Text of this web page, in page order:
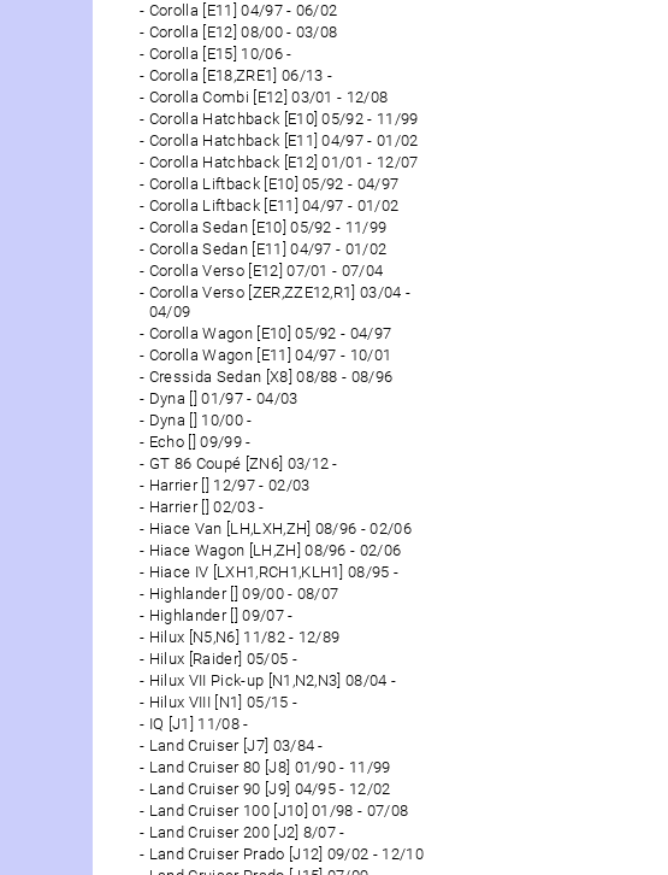
Corolla [E11] 04/97 - 06/02
Corolla [E12] 08/00 - 03/08
Corolla [E15] 10/06 -
Corolla [E18,ZRE1] 06/13 -
Corolla Combi [E12] 03/01 - 12/08
Corolla Hatchback [E10] 05/92 - 11/99
Corolla Hatchback [E11] 04/97 - 01/02
Corolla Hatchback [E12] 01/01 - 12/07
Corolla Liftback [E10] 05/92 - 04/97
Corolla Liftback [E11] 04/97 - 01/02
Corolla Sedan [E10] 05/92 - 11/99
Corolla Sedan [E11] 04/97 - 01/02
Corolla Verso [E12] 07/01 - 07/04
Corolla Verso [ZER,ZZE12,R1] 03/04 -
04/09
Corolla Wagon [E10] 05/92 - 04/97
Corolla Wagon [E11] 04/97 - 10/01
Cressida Sedan [X8] 08/88 - 08/96
Dyna [] 01/97 - 04/03
Dyna [] 10/00 -
Echo [] 09/99 -
GT 86 Coupé [ZN6] 03/12 -
Harrier [] 12/97 - 02/03
Harrier [] 02/03 -
Hiace Van [LH,LXH,ZH] 08/96 - 02/06
Hiace Wagon [LH,ZH] 08/96 - 02/06
Hiace IV [LXH1,RCH1,KLH1] 08/95 -
Highlander [] 09/00 - 08/07
Highlander [] 09/07 -
Hilux [N5,N6] 11/82 - 12/89
Hilux [Raider] 05/05 -
Hilux VII Pick-up [N1,N2,N3] 08/04 -
Hilux VIII [N1] 05/15 -
IQ [J1] 11/08 -
Land Cruiser [J7] 03/84 -
Land Cruiser 80 [J8] 01/90 - 11/99
Land Cruiser 90 [J9] 04/95 - 12/02
Land Cruiser 100 [J10] 01/98 - 07/08
Land Cruiser 200 [J2] 8/07 -
Land Cruiser Prado [J12] 09/02 - 12/10